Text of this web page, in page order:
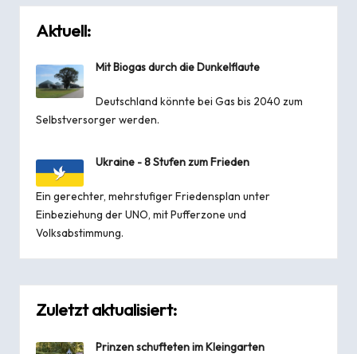
Aktuell:
Mit Biogas durch die Dunkelflaute
Deutschland könnte bei Gas bis 2040 zum
Selbstversorger werden.
Ukraine - 8 Stufen zum Frieden
Ein gerechter, mehrstufiger Friedensplan unter
Einbeziehung der UNO, mit Pufferzone und
Volksabstimmung.
Zuletzt aktualisiert:
Prinzen schufteten im Kleingarten